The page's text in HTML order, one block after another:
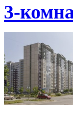
3-